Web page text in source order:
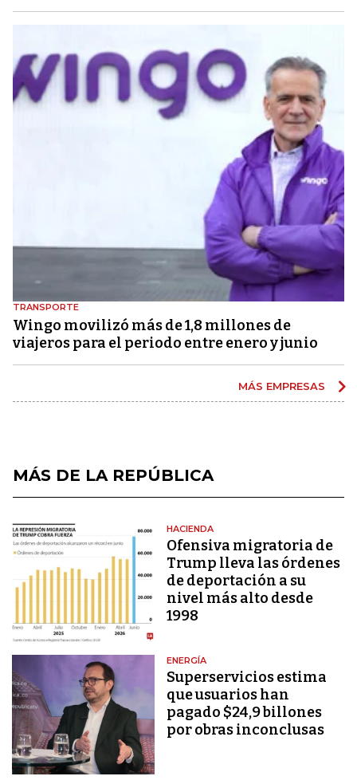
TRANSPORTE
Wingo movilizó más de 1,8 millones de
viajeros para el periodo entre enero y junio
MÁS EMPRESAS
MÁS DE LA REPÚBLICA
HACIENDA
Ofensiva migratoria de
Trump lleva las órdenes
de deportación a su
nivel más alto desde
1998
ENERGÍA
Superservicios estima
que usuarios han
pagado $24,9 billones
por obras inconclusas